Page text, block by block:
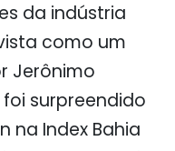
da indústria
como um
Jerônimo
surpreendido
na Index Bahia